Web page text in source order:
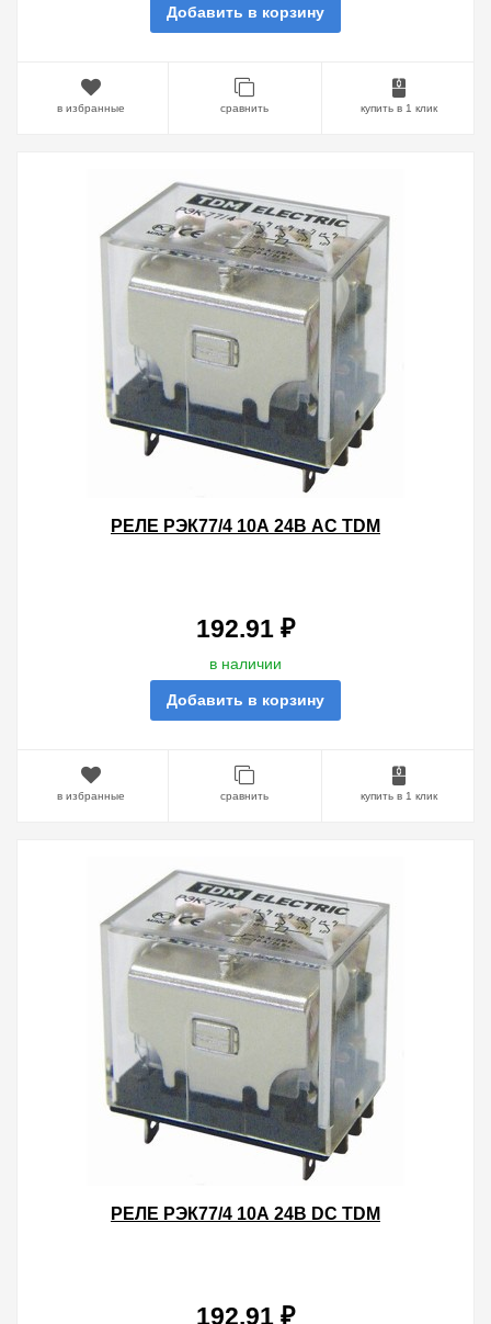
Добавить в корзину
в избранные сравнить купить в 1 клик
РЕЛЕ РЭК77/4 10А 24В AC TDM
192.91 ₽
в наличии
Добавить в корзину
в избранные сравнить купить в 1 клик
РЕЛЕ РЭК77/4 10А 24В DC TDM
192.91 ₽